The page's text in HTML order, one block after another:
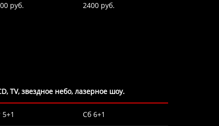
руб. 2400 руб.
TV, звездное небо, лазерное шоу.
5+1 Сб 6+1